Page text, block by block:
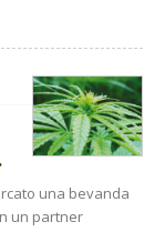
una bevanda
un partner